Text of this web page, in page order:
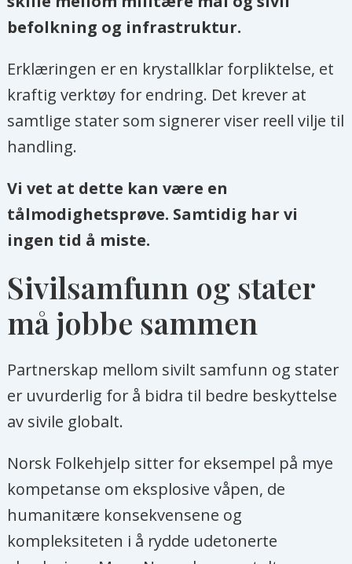
befolkning og infrastruktur.
Erklæringen er en krystallklar forpliktelse, et
kraftig verktøy for endring. Det krever at
samtlige stater som signerer viser reell vilje til
handling.
Vi vet at dette kan være en
tålmodighetsprøve. Samtidig har vi
ingen tid å miste.
Sivilsamfunn og stater
må jobbe sammen
Partnerskap mellom sivilt samfunn og stater
er uvurderlig for å bidra til bedre beskyttelse
av sivile globalt.
Norsk Folkehjelp sitter for eksempel på mye
kompetanse om eksplosive våpen, de
humanitære konsekvensene og
kompleksiteten i å rydde udetonerte